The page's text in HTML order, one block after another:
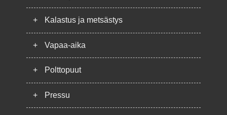
+ Kalastus ja metsästys
+ Vapaa-aika
+ Polttopuut
+ Pressu